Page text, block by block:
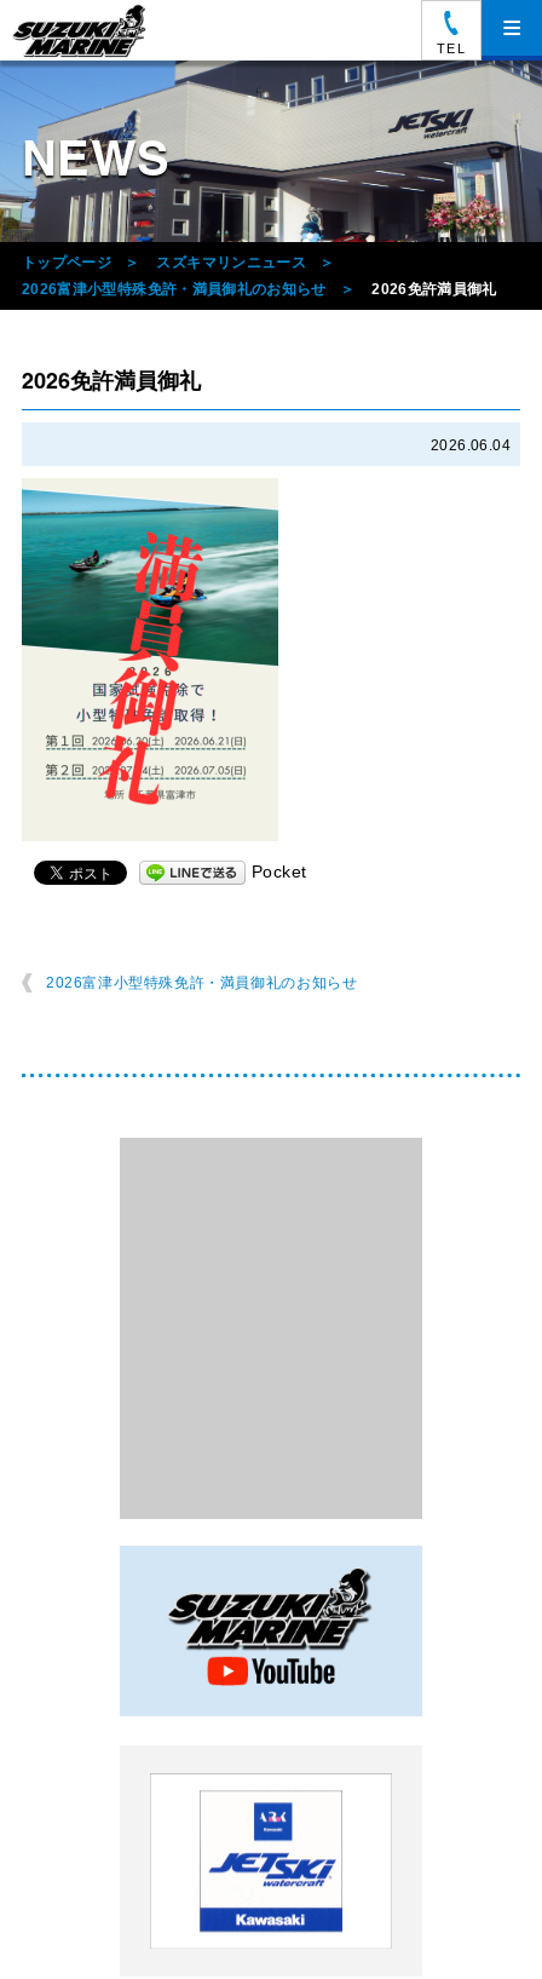
TEL
≡
NEWS
トップページ
スズキマリンニュース
2026富津小型特殊免許・満員御礼のお知らせ
2026免許満員御礼
2026免許満員御礼
2026.06.04
Pocket
2026富津小型特殊免許・満員御礼のお知らせ